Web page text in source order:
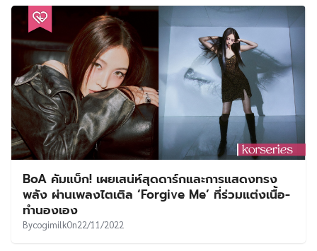
BoA คัมแบ็ก! เผยเสน่ห์สุดดาร์กและการแสดงทรง
พลัง ผ่านเพลงไตเติล ‘Forgive Me’ ที่ร่วมแต่งเนื้อ-
ทำนองเอง
BycogimilkOn22/11/2022